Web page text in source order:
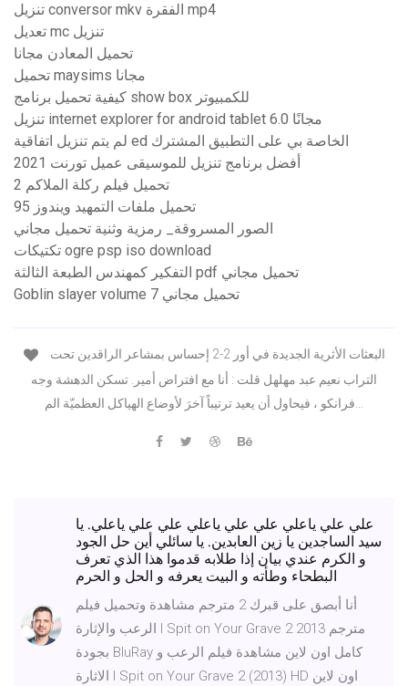
تنزيل conversor mkv الفقرة mp4
تعديل mc تنزيل
تحميل المعادن مجانا
تحميل maysims مجانا
كيفية تحميل برنامج show box للكمبيوتر
تنزيل internet explorer for android tablet 6.0 مجانًا
لم يتم تنزيل اتفاقية ed الخاصة بي على التطبيق المشترك
أفضل برنامج تنزيل للموسيقى عميل تورنت 2021
تحميل فيلم ركلة الملاكم 2
تحميل ملفات التمهيد ويندوز 95
الصور المسروقة_ رمزية وثنية تحميل مجاني
تكتيكات ogre psp iso download
التفكير كمهندس الطبعة الثالثة pdf تحميل مجاني
Goblin slayer volume 7 تحميل مجاني
التراب نعيم عبد مهلهل قلت : أنا مع افتراض أمير. تسكن الدهشة وجه
علي علي ياعلي علي علي ياعلي علي علي ياعلي. يا
سيد الساجدين يا زين العابدين. يا سائلي أين حل الجود
و الكرم عندي بيان إذا طلابه قدموا هذا الذي تعرف
البطحاء وطأته و البيت يعرفه و الحل و الحرم
أنا أبصق على قبرك 2 مترجم مشاهدة وتحميل فيلم
الرعب والإثارة I Spit on Your Grave 2 2013 مترجم
بجودة BluRay كامل اون لاين مشاهدة فيلم الرعب و
الاثارة I Spit on Your Grave 2 (2013) HD اون لاين